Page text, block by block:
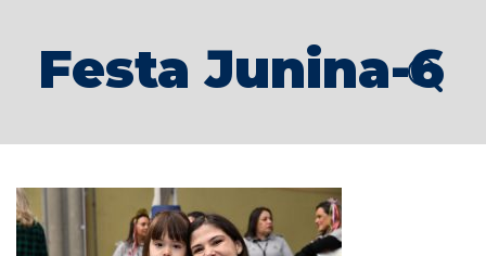
Festa Junina-6